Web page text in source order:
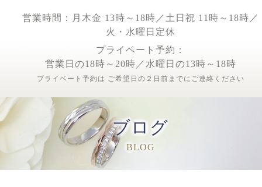
営業時間：月木金 13時～18時／土日祝 11時～18時／
火・水曜日定休
プライベート予約：
営業日の18時～20時／水曜日の13時～18時
プライベート予約は ご希望日の２日前までにご連絡ください
ブログ
BLOG